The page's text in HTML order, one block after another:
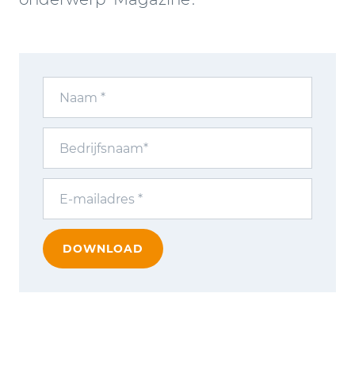
DOWNLOAD